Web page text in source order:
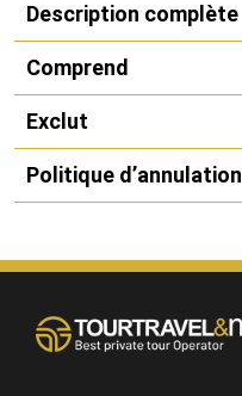
Description complète
Comprend
Exclut
Politique d’annulation